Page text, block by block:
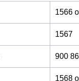
1566
1567
900
1568